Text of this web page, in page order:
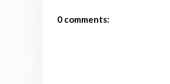
0 comments: